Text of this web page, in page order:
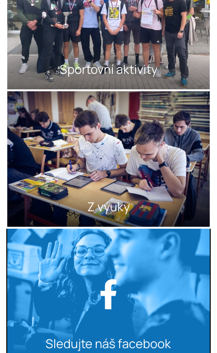
Sportovní aktivity
Z výuky
Sledujte náš facebook